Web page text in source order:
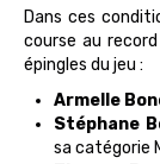
Dans ces
course au
épingles du jeu :
Armelle
Stéphane
sa catégorie